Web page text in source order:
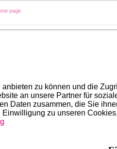
page
zu können und die
an unsere Partner für
Daten zusammen, die Sie
zu unseren